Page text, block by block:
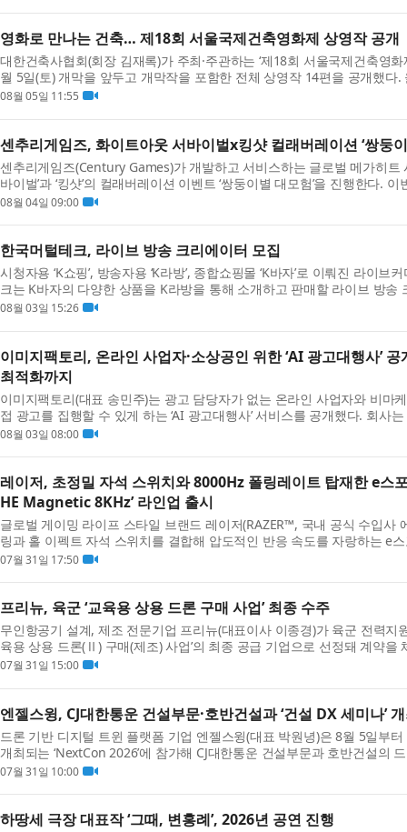
영화로 만나는 건축… 제18회 서울국제건축영화제 상영작 공개
대한건축사협회(회장 김재록)가 주최·주관하는 ‘제18회 서울국제건축영
월 5일(토) 개막을 앞두고 개막작을 포함한 전체 상영작 14편을 공개했다
의 작품이 상영된다. 개막작으로는 ‘프로세스: 진화...
08월 05일 11:55
센추리게임즈, 화이트아웃 서바이벌x킹샷 컬래버레이션 ‘쌍둥
센추리게임즈(Century Games)가 개발하고 서비스하는 글로벌 메가히트
바이벌’과 ‘킹샷’의 컬래버레이션 이벤트 ‘쌍둥이별 대모험’을 진행한다.
바이벌’과 ‘킹샷’의 마스코트인 ‘백곰’을 매개로 두...
08월 04일 09:00
한국머털테크, 라이브 방송 크리에이터 모집
시청자용 ‘K쇼핑’, 방송자용 ‘K라방’, 종합쇼핑몰 ‘K바자’로 이뤄진 라이
크는 K바자의 다양한 상품을 K라방을 통해 소개하고 판매할 라이브 방송
집은 단순히 방송 진행자를 찾는 것이 아니라 플랫...
08월 03일 15:26
이미지팩토리, 온라인 사업자·소상공인 위한 ‘AI 광고대행사’
최적화까지
이미지팩토리(대표 송민주)는 광고 담당자가 없는 온라인 사업자와 비마
접 광고를 집행할 수 있게 하는 ‘AI 광고대행사’ 서비스를 공개했다. 회사
열리는 마케팅 컨퍼런스 ‘맥스서밋 2026(MAX SUM...
08월 03일 08:00
레이저, 초정밀 자석 스위치와 8000Hz 폴링레이트 탑재한 e스
HE Magnetic 8KHz’ 라인업 출시
글로벌 게이밍 라이프 스타일 브랜드 레이저(RAZER™, 국내 공식 수입사
링과 홀 이펙트 자석 스위치를 결합해 압도적인 반응 속도를 자랑하는 e
V3 HE Magnetic 8KHz’ 라인업을 발표했다. 레이저 PC 게이...
07월 31일 17:50
프리뉴, 육군 ‘교육용 상용 드론 구매 사업’ 최종 수주
무인항공기 설계, 제조 전문기업 프리뉴(대표이사 이종경)가 육군 전력지
육용 상용 드론(Ⅱ) 구매(제조) 사업’의 최종 공급 기업으로 선정돼 계약을
업은 육군의 드론 교육·훈련 체계를 확립하고 ‘50...
07월 31일 15:00
엔젤스윙, CJ대한통운 건설부문·호반건설과 ‘건설 DX 세미나’
드론 기반 디지털 트윈 플랫폼 기업 엔젤스윙(대표 박원녕)은 8월 5일부
개최되는 ‘NextCon 2026’에 참가해 CJ대한통운 건설부문과 호반건설의
운영 사례를 공유하는 ‘건설 DX 세미나’를 개최한다...
07월 31일 10:00
하땅세 극장 대표작 ‘그때, 변홍례’, 2026년 공연 진행